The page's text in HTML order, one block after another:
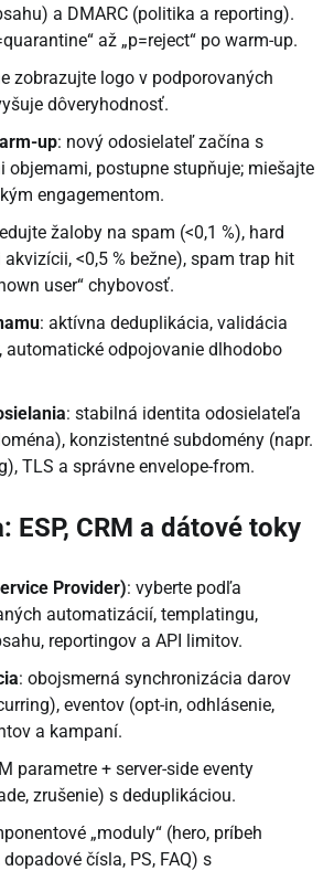
a DMARC (politika a reporting).
až „p=reject“ po warm-up.
zobrazujte logo v podporovaných
dôveryhodnosť.
up: nový odosielateľ začína s
objemami, postupne stupňuje; miešajte
engagementom.
žaloby na spam (<0,1 %), hard
akvizícii, <0,5 % bežne), spam trap hit
user“ chybovosť.
: aktívna deduplikácia, validácia
automatické odpojovanie dlhodobo
: stabilná identita odosielateľa
konzistentné subdomény (napr.
TLS a správne envelope-from.
ESP, CRM a dátové toky
Provider): vyberte podľa
automatizácií, templatingu,
reportingov a API limitov.
: obojsmerná synchronizácia darov
eventov (opt-in, odhlásenie,
a kampaní.
parametre + server-side eventy
zrušenie) s deduplikáciou.
„moduly“ (hero, príbeh
čísla, PS, FAQ) s